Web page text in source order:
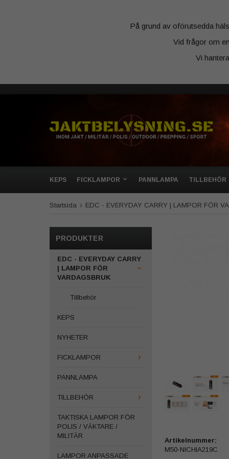
På grund av oförutsedda
Vid frågor om
Vi
KEPS FICKLAMPOR PANNLAMPA TILLBEHÖR
Startsida EDC - EVERYDAY CARRY | LAMPOR FÖR
PRODUKTER
EDC - EVERYDAY CARRY
| LAMPOR FÖR
VARDAGSBRUK
Tillbehör
KEPS
NYHETER
FICKLAMPOR
PANNLAMPA
TILLBEHÖR
TAKTISKA LAMPOR FÖR
POLIS / VÄKTARE /
MILITÄR
LAMPOR ANPASSADE
Artikelnummer:
M50-NICHIA219C